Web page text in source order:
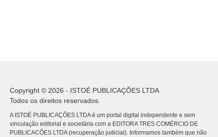
Copyright © 2026 - ISTOÉ PUBLICAÇÕES LTDA
Todos os direitos reservados.
A ISTOÉ PUBLICAÇÕES LTDA é um portal digital independente e sem
vinculação editorial e societária com a EDITORA TRES COMÉRCIO DE
PUBLICACÕES LTDA (recuperação judicial). Informamos também que não